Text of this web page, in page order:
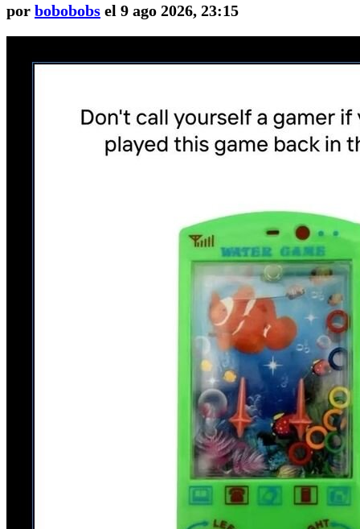
por bobobobs el 9 ago 2026, 23:15